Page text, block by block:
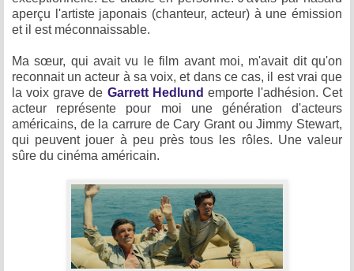
aperçu l'artiste japonais (chanteur, acteur) à une émission
et il est méconnaissable.
Ma sœur, qui avait vu le film avant moi, m'avait dit qu'on
reconnait un acteur à sa voix, et dans ce cas, il est vrai que
la voix grave de Garrett Hedlund emporte l'adhésion. Cet
acteur représente pour moi une génération d'acteurs
américains, de la carrure de Cary Grant ou Jimmy Stewart,
qui peuvent jouer à peu près tous les rôles. Une valeur
sûre du cinéma américain.